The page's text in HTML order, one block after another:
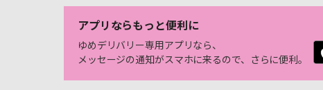
アプリならもっと便利に
ゆめデリバリー専用アプリなら、
メッセージの通知がスマホに来るので、さらに便利。